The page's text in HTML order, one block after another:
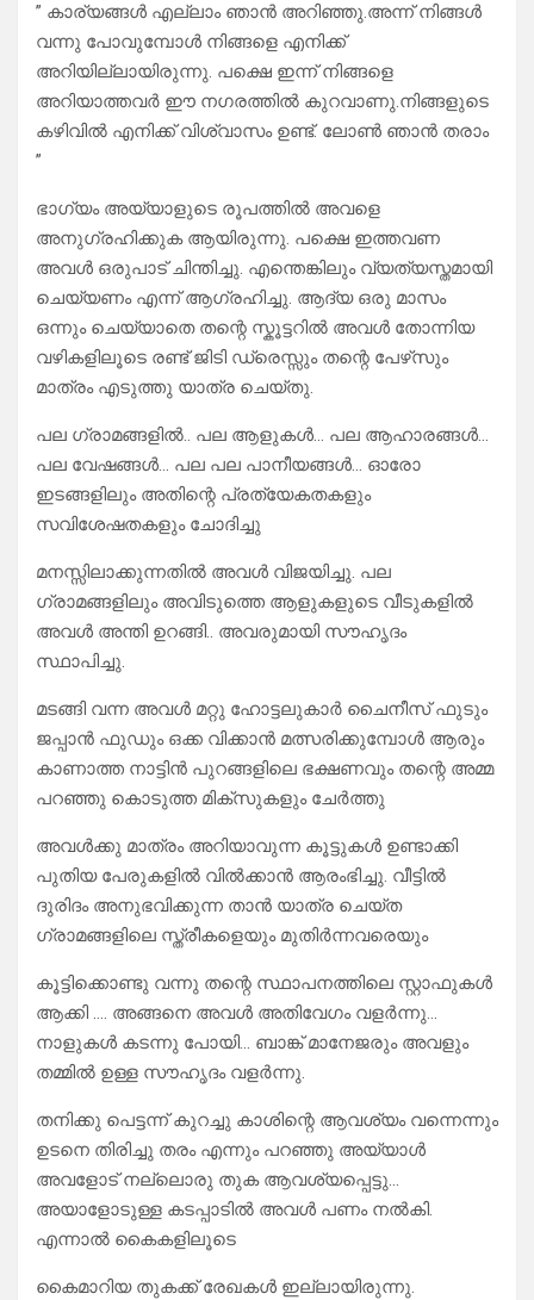
” കാര്യങ്ങൾ എല്ലാം ഞാൻ അറിഞ്ഞു.അന്ന് നിങ്ങൾ
വന്നു പോവുമ്പോൾ നിങ്ങളെ എനിക്ക്
അറിയില്ലായിരുന്നു. പക്ഷെ ഇന്ന് നിങ്ങളെ
അറിയാത്തവർ ഈ നഗരത്തിൽ കുറവാണു.നിങ്ങളുടെ
കഴിവിൽ എനിക്ക് വിശ്വാസം ഉണ്ട്. ലോൺ ഞാൻ തരാം
”
ഭാഗ്യം അയ്യാളുടെ രൂപത്തിൽ അവളെ
അനുഗ്രഹിക്കുക ആയിരുന്നു. പക്ഷെ ഇത്തവണ
അവൾ ഒരുപാട് ചിന്തിച്ചു. എന്തെങ്കിലും വ്യത്യസ്തമായി
ചെയ്യണം എന്ന് ആഗ്രഹിച്ചു. ആദ്യ ഒരു മാസം
ഒന്നും ചെയ്യാതെ തന്റെ സ്കൂട്ടറിൽ അവൾ തോന്നിയ
വഴികളിലൂടെ രണ്ട് ജിടി ഡ്രെസ്സും തന്റെ പേഴ്‌സും
മാത്രം എടുത്തു യാത്ര ചെയ്തു.
പല ഗ്രാമങ്ങളിൽ.. പല ആളുകൾ… പല ആഹാരങ്ങൾ…
പല വേഷങ്ങൾ… പല പല പാനീയങ്ങൾ… ഓരോ
ഇടങ്ങളിലും അതിന്റെ പ്രത്യേകതകളും
സവിശേഷതകളും ചോദിച്ചു
മനസ്സിലാക്കുന്നതിൽ അവൾ വിജയിച്ചു. പല
ഗ്രാമങ്ങളിലും അവിടുത്തെ ആളുകളുടെ വീടുകളിൽ
അവൾ അന്തി ഉറങ്ങി.. അവരുമായി സൗഹൃദം
സ്ഥാപിച്ചു.
മടങ്ങി വന്ന അവൾ മറ്റു ഹോട്ടലുകാർ ചൈനീസ് ഫുടും
ജപ്പാൻ ഫുഡും ഒക്ക വിക്കാൻ മത്സരിക്കുമ്പോൾ ആരും
കാണാത്ത നാട്ടിൻ പുറങ്ങളിലെ ഭക്ഷണവും തന്റെ അമ്മ
പറഞ്ഞു കൊടുത്ത മിക്സുകളും ചേർത്തു
അവൾക്കു മാത്രം അറിയാവുന്ന കൂട്ടുകൾ ഉണ്ടാക്കി
പുതിയ പേരുകളിൽ വിൽക്കാൻ ആരംഭിച്ചു. വീട്ടിൽ
ദുരിദം അനുഭവിക്കുന്ന താൻ യാത്ര ചെയ്ത
ഗ്രാമങ്ങളിലെ സ്ത്രീകളെയും മുതിർന്നവരെയും
കൂട്ടിക്കൊണ്ടു വന്നു തന്റെ സ്ഥാപനത്തിലെ സ്റ്റാഫുകൾ
ആക്കി …. അങ്ങനെ അവൾ അതിവേഗം വളർന്നു…
നാളുകൾ കടന്നു പോയി… ബാങ്ക് മാനേജരും അവളും
തമ്മിൽ ഉള്ള സൗഹൃദം വളർന്നു.
തനിക്കു പെട്ടന്ന് കുറച്ചു കാശിന്റെ ആവശ്യം വന്നെന്നും
ഉടനെ തിരിച്ചു തരം എന്നും പറഞ്ഞു അയ്യാൾ
അവളോട് നല്ലൊരു തുക ആവശ്യപ്പെട്ടു…
അയാളോടുള്ള കടപ്പാടിൽ അവൾ പണം നൽകി.
എന്നാൽ കൈകളിലൂടെ
കൈമാറിയ തുകക്ക് രേഖകൾ ഇല്ലായിരുന്നു.